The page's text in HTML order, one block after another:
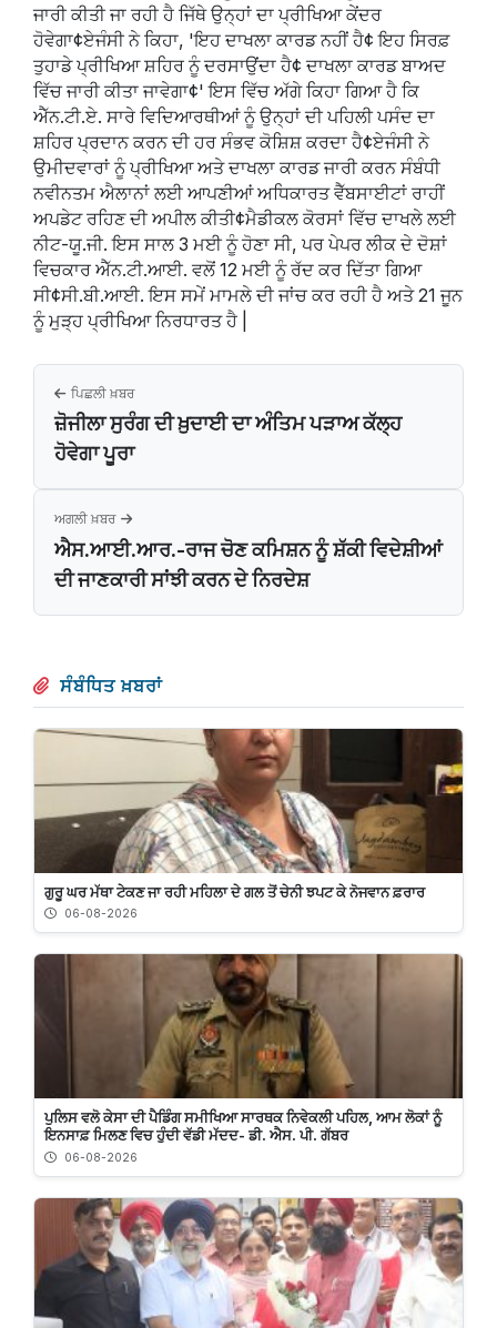
ਜਾਰੀ ਕੀਤੀ ਜਾ ਰਹੀ ਹੈ ਜਿੱਥੇ ਉਨ੍ਹਾਂ ਦਾ ਪ੍ਰੀਖਿਆ ਕੇਂਦਰ
ਹੋਵੇਗਾ¢ਏਜੰਸੀ ਨੇ ਕਿਹਾ, 'ਇਹ ਦਾਖਲਾ ਕਾਰਡ ਨਹੀਂ ਹੈ¢ ਇਹ ਸਿਰਫ਼
ਤੁਹਾਡੇ ਪ੍ਰੀਖਿਆ ਸ਼ਹਿਰ ਨੂੰ ਦਰਸਾਉਂਦਾ ਹੈ¢ ਦਾਖਲਾ ਕਾਰਡ ਬਾਅਦ
ਵਿੱਚ ਜਾਰੀ ਕੀਤਾ ਜਾਵੇਗਾ¢' ਇਸ ਵਿੱਚ ਅੱਗੇ ਕਿਹਾ ਗਿਆ ਹੈ ਕਿ
ਐੱਨ.ਟੀ.ਏ. ਸਾਰੇ ਵਿਦਿਆਰਥੀਆਂ ਨੂੰ ਉਨ੍ਹਾਂ ਦੀ ਪਹਿਲੀ ਪਸੰਦ ਦਾ
ਸ਼ਹਿਰ ਪ੍ਰਦਾਨ ਕਰਨ ਦੀ ਹਰ ਸੰਭਵ ਕੋਸ਼ਿਸ਼ ਕਰਦਾ ਹੈ¢ਏਜੰਸੀ ਨੇ
ਉਮੀਦਵਾਰਾਂ ਨੂੰ ਪ੍ਰੀਖਿਆ ਅਤੇ ਦਾਖਲਾ ਕਾਰਡ ਜਾਰੀ ਕਰਨ ਸੰਬੰਧੀ
ਨਵੀਨਤਮ ਐਲਾਨਾਂ ਲਈ ਆਪਣੀਆਂ ਅਧਿਕਾਰਤ ਵੈੱਬਸਾਈਟਾਂ ਰਾਹੀਂ
ਅਪਡੇਟ ਰਹਿਣ ਦੀ ਅਪੀਲ ਕੀਤੀ¢ਮੈਡੀਕਲ ਕੋਰਸਾਂ ਵਿੱਚ ਦਾਖਲੇ ਲਈ
ਨੀਟ-ਯੂ.ਜੀ. ਇਸ ਸਾਲ 3 ਮਈ ਨੂੰ ਹੋਣਾ ਸੀ, ਪਰ ਪੇਪਰ ਲੀਕ ਦੇ ਦੋਸ਼ਾਂ
ਵਿਚਕਾਰ ਐੱਨ.ਟੀ.ਆਈ. ਵਲੋਂ 12 ਮਈ ਨੂੰ ਰੱਦ ਕਰ ਦਿੱਤਾ ਗਿਆ
ਸੀ¢ਸੀ.ਬੀ.ਆਈ. ਇਸ ਸਮੇਂ ਮਾਮਲੇ ਦੀ ਜਾਂਚ ਕਰ ਰਹੀ ਹੈ ਅਤੇ 21 ਜੂਨ
ਨੂੰ ਮੁੜ੍ਹ ਪ੍ਰੀਖਿਆ ਨਿਰਧਾਰਤ ਹੈ |
ਪਿਛਲੀ ਖ਼ਬਰ
ਜ਼ੋਜੀਲਾ ਸੁਰੰਗ ਦੀ ਖ਼ੁਦਾਈ ਦਾ ਅੰਤਿਮ ਪੜਾਅ ਕੱਲ੍ਹ
ਹੋਵੇਗਾ ਪੂਰਾ
ਅਗਲੀ ਖ਼ਬਰ
ਐਸ.ਆਈ.ਆਰ.-ਰਾਜ ਚੋਣ ਕਮਿਸ਼ਨ ਨੂੰ ਸ਼ੱਕੀ ਵਿਦੇਸ਼ੀਆਂ
ਦੀ ਜਾਣਕਾਰੀ ਸਾਂਝੀ ਕਰਨ ਦੇ ਨਿਰਦੇਸ਼
ਸੰਬੰਧਿਤ ਖ਼ਬਰਾਂ
ਗੁਰੂ ਘਰ ਮੱਥਾ ਟੇਕਣ ਜਾ ਰਹੀ ਮਹਿਲਾ ਦੇ ਗਲ ਤੋਂ ਚੇਨੀ ਝਪਟ ਕੇ ਨੋਜਵਾਨ ਫ਼ਰਾਰ
06-08-2026
ਪੁਲਿਸ ਵਲੋ ਕੇਸਾ ਦੀ ਪੈਡਿੰਗ ਸਮੀਖਿਆ ਸਾਰਥਕ ਨਿਵੇਕਲੀ ਪਹਿਲ, ਆਮ ਲੋਕਾਂ ਨੂੰ
ਇਨਸਾਫ਼ ਮਿਲਣ ਵਿਚ ਹੁੰਦੀ ਵੱਡੀ ਮੱਦਦ- ਡੀ. ਐਸ. ਪੀ. ਗੱਬਰ
06-08-2026